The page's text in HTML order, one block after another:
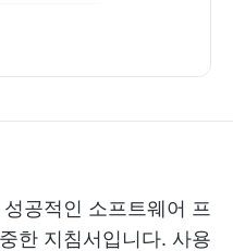
공적인 소프트웨어 프
한 지침서입니다. 사용